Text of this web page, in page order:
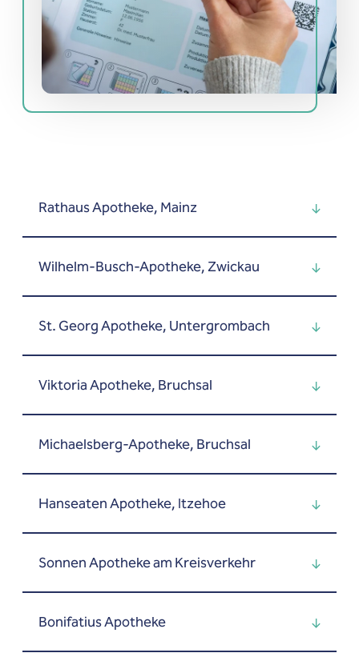
Rathaus Apotheke, Mainz
Wilhelm-Busch-Apotheke, Zwickau
St. Georg Apotheke, Untergrombach
Viktoria Apotheke, Bruchsal
Michaelsberg-Apotheke, Bruchsal
Hanseaten Apotheke, Itzehoe
Sonnen Apotheke am Kreisverkehr
Bonifatius Apotheke